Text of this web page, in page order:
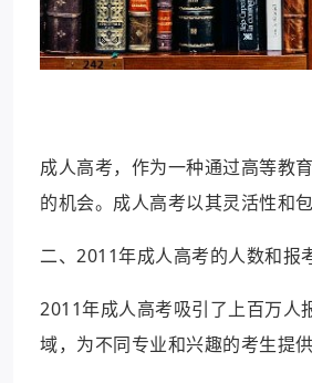
成人高考，作为一种通过高等教
的机会。成人高考以其灵活性和
二、2011年成人高考的人数和报
2011年成人高考吸引了上百万人
域，为不同专业和兴趣的考生提